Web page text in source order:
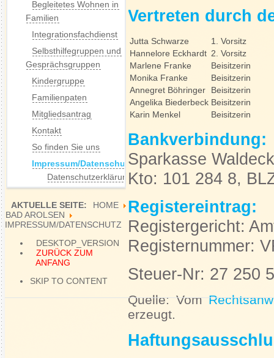
Vertreten durch
Jutta Schwarze
1. Vorsitz
Hannelore Eckhardt 2. Vorsitz
Marlene Franke
Beisitzerin
Monika Franke
Beisitzerin
Annegret Böhringer
Beisitzerin
Angelika Biederbeck Beisitzerin
Karin Menkel
Beisitzerin
Bankverbindung:
Sparkasse
Kto: 101 284 8,
Registereintrag:
Registergericht:
Registernummer:
Steuer-Nr: 27 250
Quelle: Vom
erzeugt.
Begleitetes Wohnen in
Familien
Integrationsfachdienst
Selbsthilfegruppen und
Gesprächsgruppen
Kindergruppe
Familienpaten
Mitgliedsantrag
Kontakt
So finden Sie uns
Impressum/Datenschutz
Datenschutzerklärung
AKTUELLE SEITE:
HOME
BAD AROLSEN
IMPRESSUM/DATENSCHUTZ
DESKTOP_VERSION
ZURÜCK ZUM
ANFANG
SKIP TO CONTENT